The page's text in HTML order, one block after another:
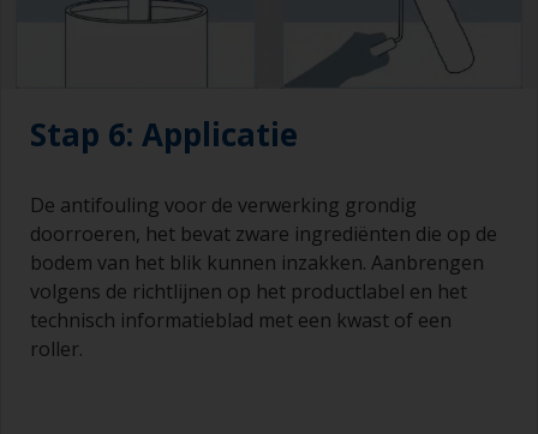
Stap 6: Applicatie
De antifouling voor de verwerking grondig
doorroeren, het bevat zware ingrediënten die op de
bodem van het blik kunnen inzakken. Aanbrengen
volgens de richtlijnen op het productlabel en het
technisch informatieblad met een kwast of een
roller.